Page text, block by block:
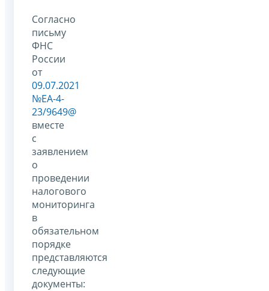
Согласно
письму
ФНС
России
от
09.07.2021
№ЕА-4-
23/9649@
вместе
с
заявлением
о
проведении
налогового
мониторинга
в
обязательном
порядке
представляются
следующие
документы: